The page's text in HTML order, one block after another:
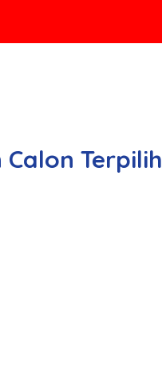
Terpilih